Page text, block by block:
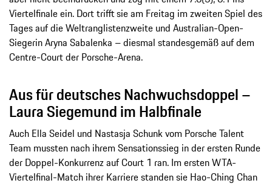
Viertelfinale ein. Dort trifft sie am Freitag im zweiten Spiel des
Tages auf die Weltranglistenzweite und Australian-Open-
Siegerin Aryna Sabalenka – diesmal standesgemäß auf dem
Centre-Court der Porsche-Arena.
Aus für deutsches Nachwuchsdoppel –
Laura Siegemund im Halbfinale
Auch Ella Seidel und Nastasja Schunk vom Porsche Talent
Team mussten nach ihrem Sensationssieg in der ersten Runde
der Doppel-Konkurrenz auf Court 1 ran. Im ersten WTA-
Viertelfinal-Match ihrer Karriere standen sie Hao-Ching Chan